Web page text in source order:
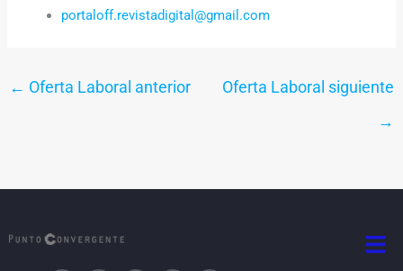
portaloff.revistadigital@gmail.com
← Oferta Laboral anterior
Oferta Laboral siguiente
→